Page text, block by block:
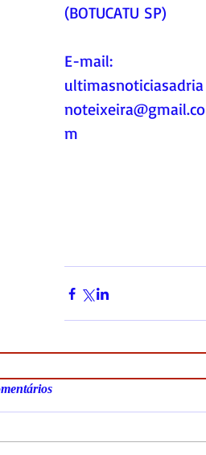
(BOTUCATU SP)
E-mail:
ultimasnoticiasadria
noteixeira@gmail.co
m